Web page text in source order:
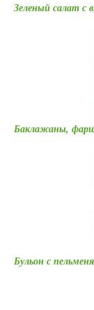
Зеленый салат с
Баклажаны,
Бульон с